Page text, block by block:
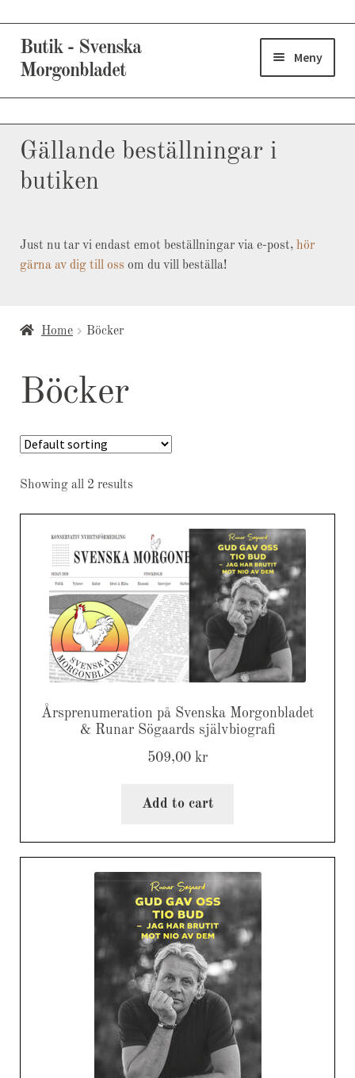
till
navigering
till
innehåll
Butik - Svenska
Morgonbladet
Meny
Produkter
Varukorg
Kundservice & Information
Gällande beställningar i
butiken
Just nu tar vi endast emot beställningar via e-post,hör
gärna av dig till oss om du vill beställa!
Home Böcker
Böcker
Showing all 2 results
Årsprenumeration på Svenska Morgonbladet
& Runar Sögaards självbiografi
509,00 kr
Add to cart